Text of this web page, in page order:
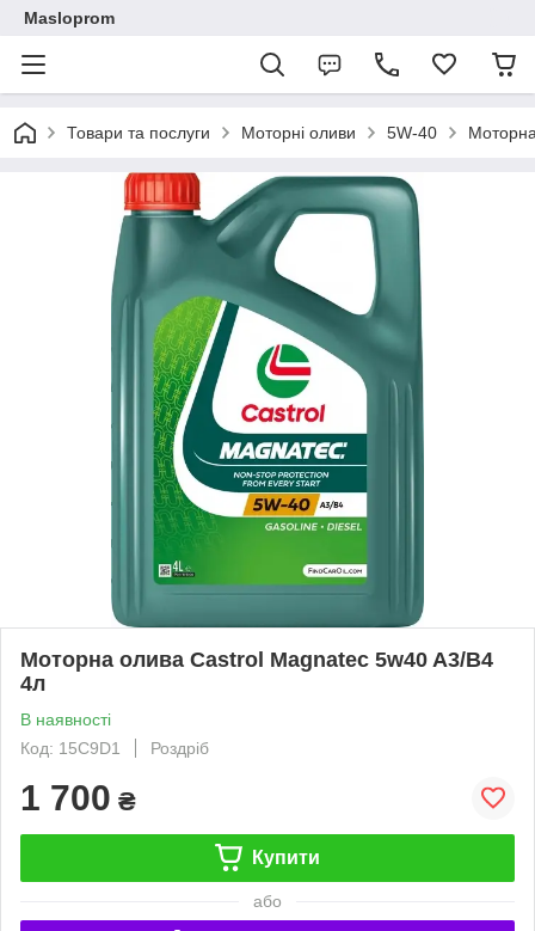
Masloprom
Товари та послуги Моторні оливи 5W-40
Моторна олива Castrol Magnatec 5w40 A3/B4
4л
В наявності
Код: 15C9D1
Роздріб
1 700 ₴
Купити
або